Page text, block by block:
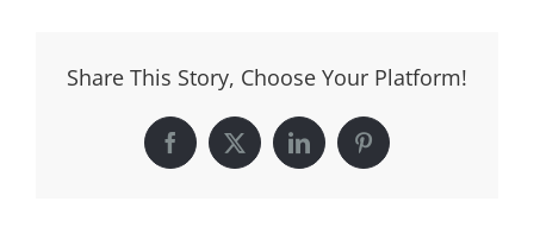
Share This Story, Choose Your Platform!
Facebook
X LinkedInPinterest